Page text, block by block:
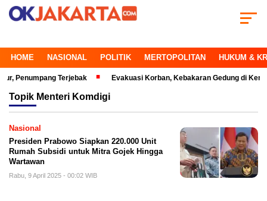
HOME NASIONAL POLITIK MERTOPOLITAN HUKUM &
Terjebak Evakuasi Korban, Kebakaran Gedung di
Topik Menteri Komdigi
Nasional
Presiden Prabowo Siapkan 220.000 Unit
Rumah Subsidi untuk Mitra Gojek Hingga
Wartawan
Rabu, 9 April 2025 - 00:02 WIB